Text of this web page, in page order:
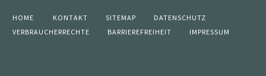
HOME KONTAKT SITEMAP
DATENSCHUTZ
VERBRAUCHERRECHTE
BARRIEREFREIHEIT IMPRESSUM